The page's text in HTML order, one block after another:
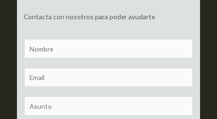
Contacta con nosotros para poder ayudarte
a
m
m
a
u